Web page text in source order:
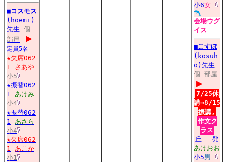
■コスモス
(hoemi)
先生 個
部屋
▶
定員5名
★欠席062
1
さあや
小5
★振替062
1
あけみ
小4
★振替062
1
あさら
小4
★欠席062
1
あこか
小1
小6女
会場ウグ
イス
■こすほ
(kosuh
o)先生
個 部屋
▶
7/25休
講→8/15
振講,
作文ク
ラス
丘
発
あけおお
小5男